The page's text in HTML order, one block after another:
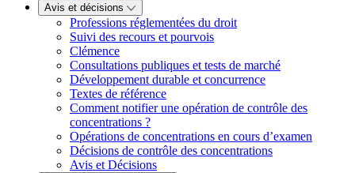
Avis et décisions
Professions réglementées du droit
Suivi des recours et pourvois
Clémence
Consultations publiques et tests de marché
Développement durable et concurrence
Textes de référence
Comment notifier une opération de contrôle des
concentrations ?
Opérations de concentrations en cours d’examen
Décisions de contrôle des concentrations
Avis et Décisions